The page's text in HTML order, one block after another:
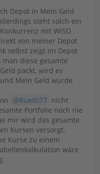
Depot in Mein Geld
steht solch ein
mit WISO
von meiner Depot
selbst zeigt im Depot
diese gesamte
packt, wird es
Mein Geld würde
Ruetti77 nicht
Portfolie noch nie
mir wird das gesamte
Kursen versorgt.
Kurse zu einem
wäre